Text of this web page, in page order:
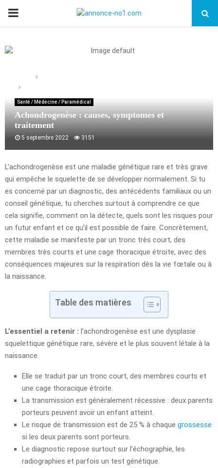
PRIMARY
Santé / Médecine / Paramédical
Achondrogenèse : causes, symptomes et
traitement
5 septembre 2022 3151
L’achondrogenèse est une maladie génétique rare et très grave
qui empêche le squelette de se développer normalement. Si tu
es concerné par un diagnostic, des antécédents familiaux ou un
conseil génétique, tu cherches surtout à comprendre ce que
cela signifie, comment on la détecte, quels sont les risques pour
un futur enfant et ce qu’il est possible de faire. Concrètement,
cette maladie se manifeste par un tronc très court, des
membres très courts et une cage thoracique étroite, avec des
conséquences majeures sur la respiration dès la vie fœtale ou à
la naissance.
Table des matières
L’essentiel a retenir : l’achondrogenèse est une dysplasie
squelettique génétique rare, sévère et le plus souvent létale à la
naissance.
Elle se traduit par un tronc court, des membres courts et
une cage thoracique étroite.
La transmission est généralement récessive : deux parents
porteurs peuvent avoir un enfant atteint.
Le risque de transmission est de 25 % à chaque grossesse
si les deux parents sont porteurs.
Le diagnostic repose surtout sur l’échographie, les
radiographies et parfois un test génétique.